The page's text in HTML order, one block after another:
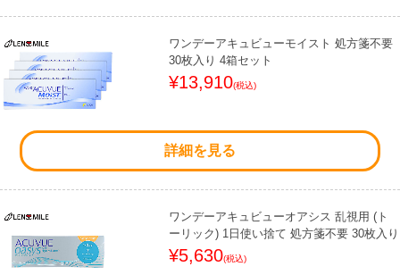
ワンデーアキュビューモイスト 処方箋不要
30枚入り 4箱セット
¥13,910(税込)
詳細を見る
ワンデーアキュビューオアシス 乱視用 (ト
ーリック) 1日使い捨て 処方箋不要 30枚入り
¥5,630(税込)